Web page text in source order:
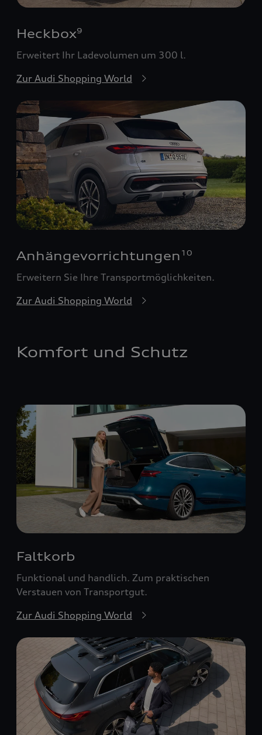
Heckbox9
Erweitert Ihr Ladevolumen um 300 l.
Zur Audi Shopping World
Anhängevorrichtungen 10
Erweitern Sie Ihre Transportmöglichkeiten.
Zur Audi Shopping World
Komfort und Schutz
Faltkorb
Funktional und handlich. Zum praktischen
Verstauen von Transportgut.
Zur Audi Shopping World